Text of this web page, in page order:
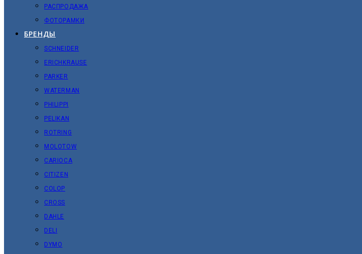
РАСПРОДАЖА
ФОТОРАМКИ
БРЕНДЫ
SCHNEIDER
ERICHKRAUSE
PARKER
WATERMAN
PHILIPPI
PELIKAN
ROTRING
MOLOTOW
CARIOCA
CITIZEN
COLOP
CROSS
DAHLE
DELI
DYMO